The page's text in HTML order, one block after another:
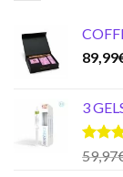
89,99
3
Note
sur 5
59,97